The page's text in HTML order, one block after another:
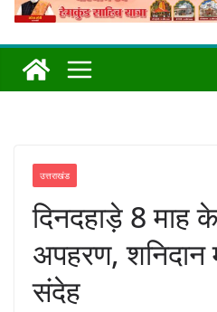
उत्तराखंड
दिनदहाड़े 8 माह
अपहरण, शनिदान
संदेह